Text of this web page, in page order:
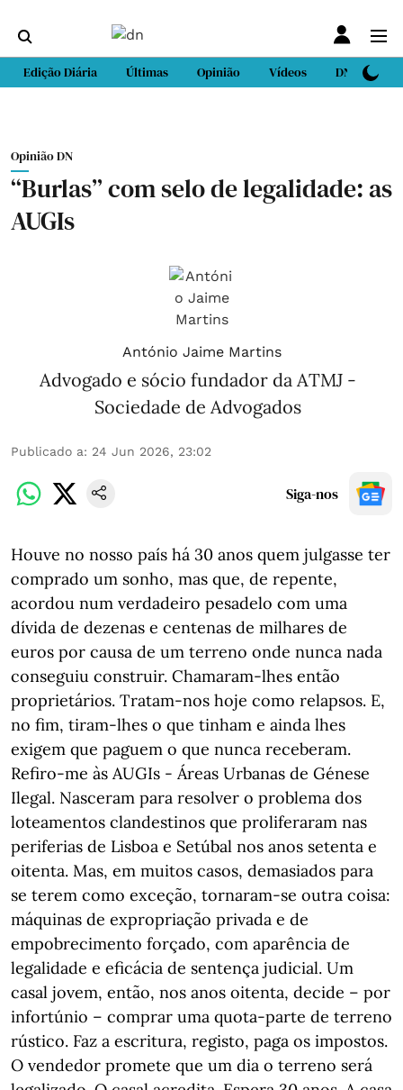
Edição Diária Últimas Opinião Vídeos DN Sport
Opinião DN
“Burlas” com selo de legalidade: as
AUGIs
António Jaime Martins
Advogado e sócio fundador da ATMJ -
Sociedade de Advogados
Publicado a: 24 Jun 2026, 23:02
Siga-nos
Houve no nosso país há 30 anos quem julgasse ter
comprado um sonho, mas que, de repente,
acordou num verdadeiro pesadelo com uma
dívida de dezenas e centenas de milhares de
euros por causa de um terreno onde nunca nada
conseguiu construir. Chamaram-lhes então
proprietários. Tratam-nos hoje como relapsos. E,
no fim, tiram-lhes o que tinham e ainda lhes
exigem que paguem o que nunca receberam.
Refiro-me às AUGIs - Áreas Urbanas de Génese
Ilegal. Nasceram para resolver o problema dos
loteamentos clandestinos que proliferaram nas
periferias de Lisboa e Setúbal nos anos setenta e
oitenta. Mas, em muitos casos, demasiados para
se terem como exceção, tornaram-se outra coisa:
máquinas de expropriação privada e de
empobrecimento forçado, com aparência de
legalidade e eficácia de sentença judicial. Um
casal jovem, então, nos anos oitenta, decide – por
infortúnio – comprar uma quota-parte de terreno
rústico. Faz a escritura, registo, paga os impostos.
O vendedor promete que um dia o terreno será